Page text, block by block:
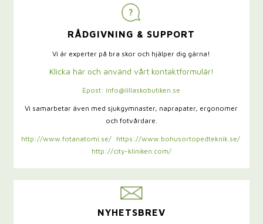
RÅDGIVNING & SUPPORT
Vi är experter på bra skor och hjälper dig gärna!
Klicka här och använd vårt kontaktformulär!
Epost: info@lillaskobutiken.se
Vi samarbetar även med sjukgymnaster, naprapater, ergonomer
och fotvårdare.
http://www.fotanatomi.se/
https://www.bohusortopedteknik.se/
http://city-kliniken.com/
NYHETSBREV